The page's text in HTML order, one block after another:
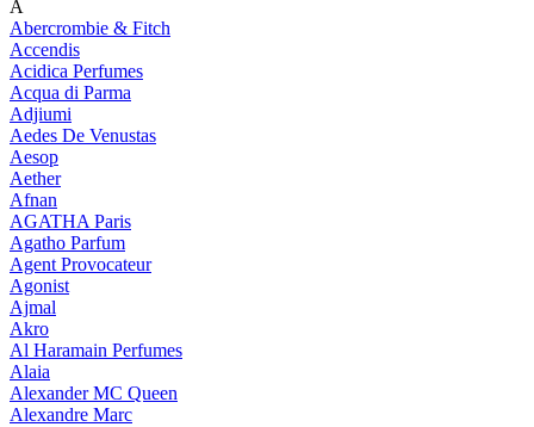
A
Abercrombie & Fitch
Accendis
Acidica Perfumes
Acqua di Parma
Adjiumi
Aedes De Venustas
Aesop
Aether
Afnan
AGATHA Paris
Agatho Parfum
Agent Provocateur
Agonist
Ajmal
Akro
Al Haramain Perfumes
Alaia
Alexander MC Queen
Alexandre Marc